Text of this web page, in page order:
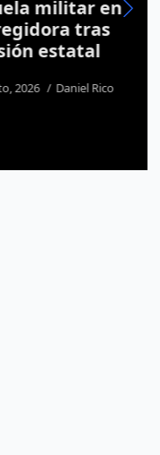
militar en
tras
estatal
Daniel Rico